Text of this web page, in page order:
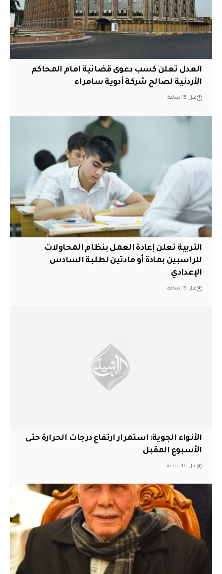
العدل تعلن كسب دعوى قضائية امام المحاكم
الأردنية لصالح شركة أدوية سامراء
قبل 15 ساعة
التربية تعلن إعادة العمل بنظام المحاولات
للراسبين بمادة أو مادتين لطلبة السادس
الإعدادي
قبل 15 ساعة
الأنواء الجوية: استمرار ارتفاع درجات الحرارة حتى
الأسبوع المقبل
قبل 16 ساعة